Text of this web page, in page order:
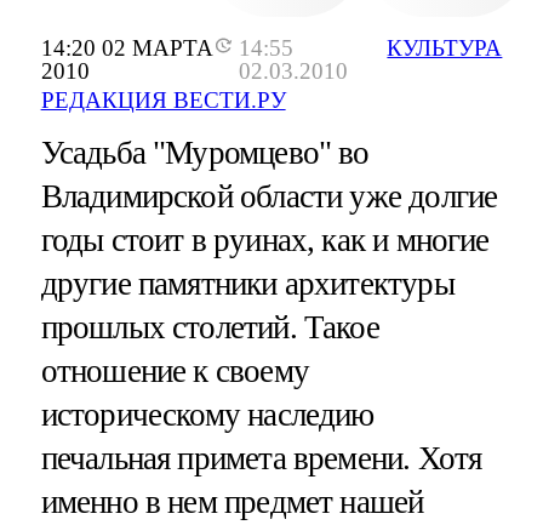
14:20 02 МАРТА
2010
14:55
02.03.2010
РЕДАКЦИЯ ВЕСТИ.РУ
КУЛЬТУРА
Усадьба "Муромцево" во
Владимирской области уже долгие
годы стоит в руинах, как и многие
другие памятники архитектуры
прошлых столетий. Такое
отношение к своему
историческому наследию
печальная примета времени. Хотя
именно в нем предмет нашей